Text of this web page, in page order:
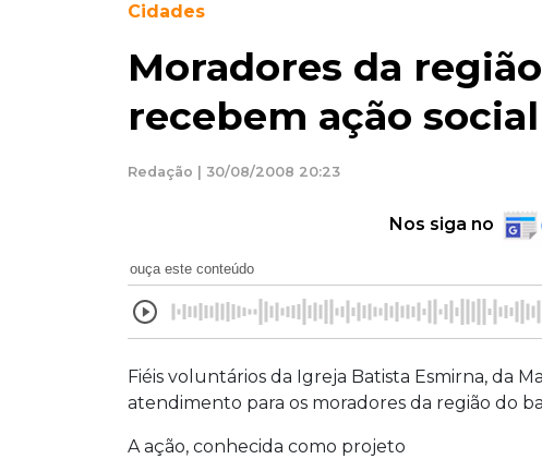
Cidades
Moradores da
recebem ação social
Redação | 30/08/2008 20:23
Nos siga no
ouça este conteúdo
Fiéis voluntários da Igreja Batista Esmirna, da
atendimento para os moradores da região do
A ação, conhecida como projeto